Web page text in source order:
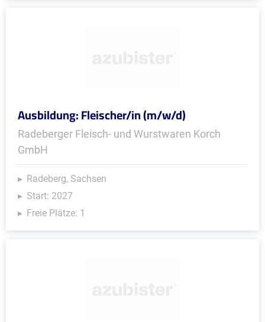
Ausbildung: Fleischer/in (m/w/d)
Radeberger Fleisch- und Wurstwaren Korch
GmbH
Radeberg, Sachsen
Start: 2027
Freie Plätze: 1